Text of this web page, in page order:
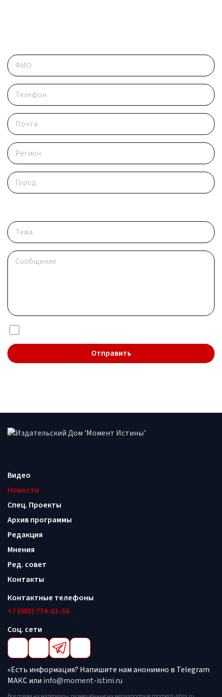
Видео
Новости
Спец. Проекты
Архив программы
Редакция
Мнения
Ред. совет
Контакты
Контактные телефоны
+7 (985) 774-61-56
Соц. сети
«Есть информация? Напишите нам анонимно в Telegram
МАКС или info@moment-istini.ru